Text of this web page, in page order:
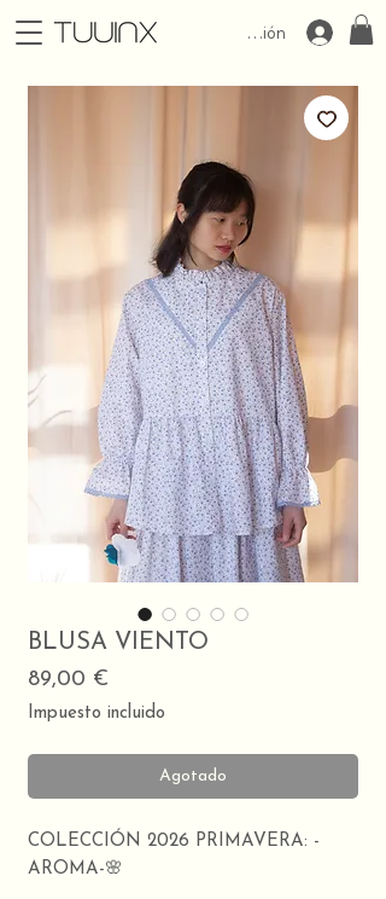
Iniciar Sesión
BLUSA VIENTO
89,00 €
Impuesto incluido
Agotado
COLECCIÓN 2026 PRIMAVERA: -
AROMA-🌸